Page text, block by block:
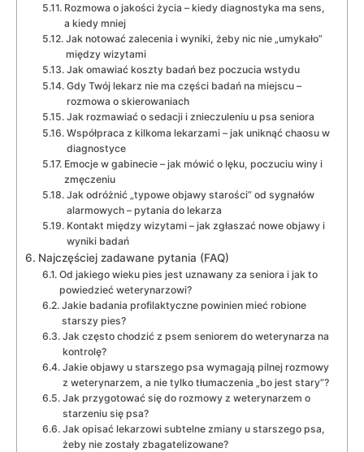
Rozmowa o jakości życia – kiedy diagnostyka ma sens,
a kiedy mniej
Jak notować zalecenia i wyniki, żeby nic nie „umykało”
między wizytami
Jak omawiać koszty badań bez poczucia wstydu
Gdy Twój lekarz nie ma części badań na miejscu –
rozmowa o skierowaniach
Jak rozmawiać o sedacji i znieczuleniu u psa seniora
Współpraca z kilkoma lekarzami – jak uniknąć chaosu w
diagnostyce
Emocje w gabinecie – jak mówić o lęku, poczuciu winy i
zmęczeniu
Jak odróżnić „typowe objawy starości” od sygnałów
alarmowych – pytania do lekarza
Kontakt między wizytami – jak zgłaszać nowe objawy i
wyniki badań
Najczęściej zadawane pytania (FAQ)
Od jakiego wieku pies jest uznawany za seniora i jak to
powiedzieć weterynarzowi?
Jakie badania profilaktyczne powinien mieć robione
starszy pies?
Jak często chodzić z psem seniorem do weterynarza na
kontrolę?
Jakie objawy u starszego psa wymagają pilnej rozmowy
z weterynarzem, a nie tylko tłumaczenia „bo jest stary”?
Jak przygotować się do rozmowy z weterynarzem o
starzeniu się psa?
Jak opisać lekarzowi subtelne zmiany u starszego psa,
żeby nie zostały zbagatelizowane?